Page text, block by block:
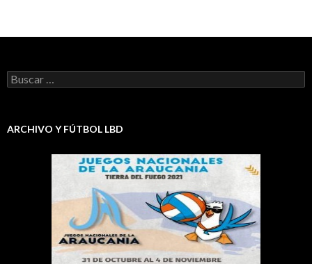
Buscar:
ARCHIVO Y FÚTBOL LBD